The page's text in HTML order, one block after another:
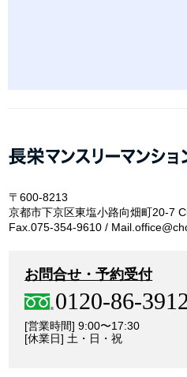
〒600-8213
京都市下京区東塩小路向畑町20-7
Fax.075-354-9610 /
お問合せ・予約受付
0120-86-
[営業時間] 9:00〜17:30
[休業日] 土・日・祝